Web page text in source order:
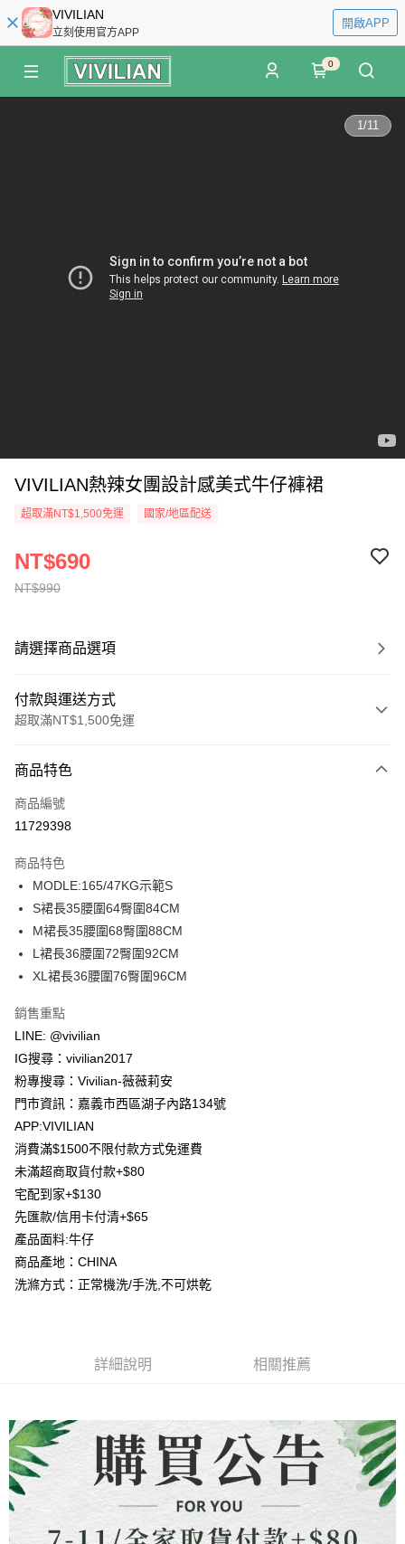
VIVILIAN
立刻使用官方APP
開啟APP
0
1/11
VIVILIAN熱辣女團設計感美式牛仔褲裙
超取滿NT$1,500免運 國家/地區配送
NT$990
NT$690
請選擇商品選項
付款與運送方式
超取滿NT$1,500免運
信用卡一次付款
信用卡分期付款
合作金庫商業銀行
華南商業銀行
上海商業儲蓄銀行
國泰世華商業銀行
臺灣中小企業銀行
匯豐（台灣）商業銀行
聯邦商業銀行
元大商業銀行
台新國際商業銀行
台灣樂天信用卡公司
LINE Pay
Apple Pay
街口支付
悠遊付
Google Pay
大哥付你分期
相關說明
【大哥付你分期使用說明】
2.付款方式選擇「大哥付你分期」，訂單成立後會自動跳轉到大哥付的交易
流程，驗證手機門號後，選擇欲分期的期數、繳款截止日，確認付款後即完
成交易。
3.實際核准額度、可分期數及費用金額請依後續交易確認頁面所載為準。
4.訂單成立30分鐘內，如未前往確認交易或遇審核未通過，訂單將自動取
消。如遇「轉專審核」未通過狀況，表示未達大哥付你分期系統評分，恕無
【繳款方式說明】
1.分期款項不併入電信帳單，「大哥付你分期」於每月結算日後寄送繳費提
2.基於同意付款使用「大哥付你分期」之契約關係目的，商店將以您的個人
資料（包含姓名、電話或地址）提供予台灣大哥大進項蒐集、處理及利用，
由本公司與您本人進行分期帳單所需資料之確認、核對及更正。
3.完整用戶服務條款，請詳閱以下連結：
https://oppay.tw/userRule
AFTEE先享後付
相關說明
【關於「AFTEE先享後付」】
AFTEE先享後付是「在收到商品之後才付款」的支付方式。 讓您購物簡單
便利好安心！
１．簡單：不需註冊會員、不需綁卡、不需儲值。
２．便利：只要手機號碼，簡訊認證，即可結帳。
３．安心：先確認商品／服務後，再付款。
【「AFTEE先享後付」結帳流程】
３．收到繳費通知簡訊後14天內，點擊此簡訊中的連結，可透過四大超商／
ATM／網路銀行／等多元方式進行付款，方視為交易完成。
後付繳納相關費用。
※ 交易是否成功請以「AFTEE先享後付 」之結帳頁面顯示為準，若有關於
是否繳費成功／繳費後需取消欲退款等相關疑問，請聯繫「AFTEE先享後付
客戶支援中心」https://netprotections.freshdesk.com/support/home
１．透過由恩沛科技股份有限公司提供之「AFTEE先享後付」服務完成之交
易，需依本服務之必要範圍內提供個人資料，並將交易相關給付款項請求債
ATM付款
貨到付款
運送方式
每筆NT$65，滿NT$1,500(含以上)免運費
貨到付款
每筆NT$130，滿NT$1,500(含以上)免運費
海外配送 查看運費
商品特色
商品編號
11729398
商品特色
MODLE:165/47KG示範S
S裙長35腰圍64臀圍84CM
M裙長35腰圍68臀圍88CM
L裙長36腰圍72臀圍92CM
XL裙長36腰圍76臀圍96CM
銷售重點
LINE: @vivilian
IG搜尋：vivilian2017
粉專搜尋：Vivilian-薇薇莉安
門市資訊：嘉義市西區湖子內路134號
APP:VIVILIAN
消費滿$1500不限付款方式免運費
未滿超商取貨付款+$80
宅配到家+$130
先匯款/信用卡付清+$65
產品面料:牛仔
商品產地：CHINA
洗滌方式：正常機洗/手洗,不可烘乾
詳細說明 相關推薦